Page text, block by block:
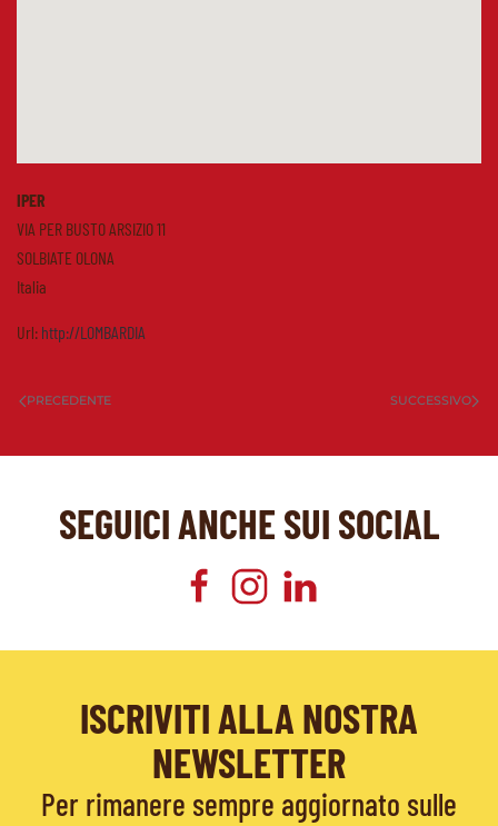
IPER
VIA PER BUSTO ARSIZIO 11
SOLBIATE OLONA
Italia
Url: http://LOMBARDIA
PRECEDENTE SUCCESSIVO
SEGUICI ANCHE SUI SOCIAL
ISCRIVITI ALLA NOSTRA
NEWSLETTER
Per rimanere sempre aggiornato sulle